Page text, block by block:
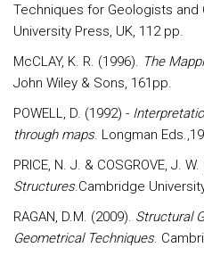
Techniques for Geologists and
University Press, UK, 112 pp.
McCLAY, K. R. (1996). The
John Wiley & Sons, 161pp.
POWELL, D. (1992) -
through maps. Longman
PRICE, N. J. & COSGROVE, J.
Structures.Cambridge
RAGAN, D.M. (2009). Structural
Geometrical Techniques.